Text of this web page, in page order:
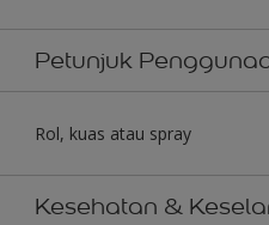
Petunjuk
Rol, kuas atau spray
Kesehatan &